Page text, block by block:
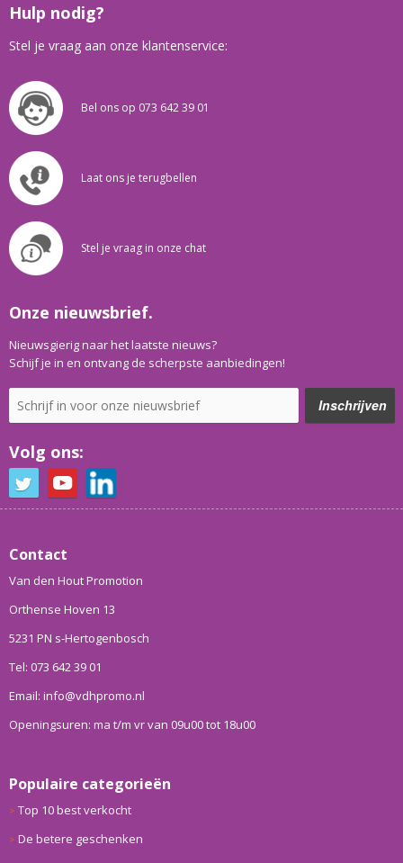
Hulp nodig?
Stel je vraag aan onze klantenservice:
Bel ons op 073 642 39 01
Laat ons je terugbellen
Stel je vraag in onze chat
Onze nieuwsbrief.
Nieuwsgierig naar het laatste nieuws?
Schijf je in en ontvang de scherpste aanbiedingen!
Volg ons:
Contact
Van den Hout Promotion
Orthense Hoven 13
5231 PN s-Hertogenbosch
Tel: 073 642 39 01
Email: info@vdhpromo.nl
Openingsuren: ma t/m vr van 09u00 tot 18u00
Populaire categorieën
Top 10 best verkocht
De betere geschenken